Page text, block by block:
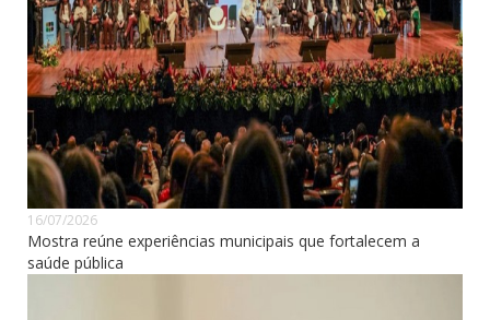
16/07/2026
Mostra reúne experiências municipais que fortalecem a
saúde pública